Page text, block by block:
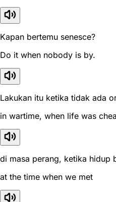
Kapan bertemu senesce?
Do it when nobody is by.
Lakukan itu ketika tidak ada
in wartime, when life was
di masa perang, ketika hidup
at the time when we met